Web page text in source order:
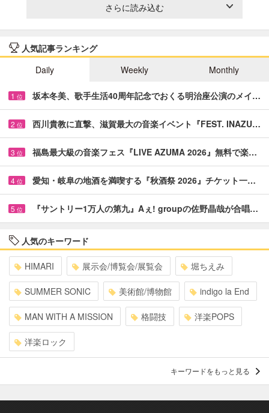
さらに読み込む
人気記事ランキング
Daily
Weekly Monthly
1 位 坂本冬美、歌手生活40周年記念でおくる明治座公演のメイ…
2 位 西川貴教に直撃、滋賀最大の音楽イベント『FEST. INAZU…
3 位 福島最大級の音楽フェス『LIVE AZUMA 2026』無料で楽…
4 位 愛知・岐阜の地酒を満喫する『秋酒祭 2026』チケット一…
5 位 『サントリー1万人の第九』Aぇ! groupの佐野晶哉が合唱…
人気のキーワード
HIMARI 展示会/博覧会/展覧会 堀ちえみ
SUMMER SONIC 美術館/博物館 indigo la End
MAN WITH A MISSION 格闘技 洋楽POPS
洋楽ロック
キーワードをもっと見る